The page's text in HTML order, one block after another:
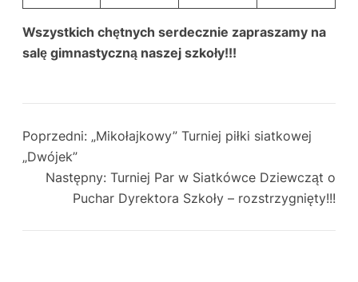
Wszystkich chętnych serdecznie zapraszamy na
salę gimnastyczną naszej szkoły!!!
Poprzedni: „Mikołajkowy” Turniej piłki siatkowej
„Dwójek”
Następny: Turniej Par w Siatkówce Dziewcząt o
Puchar Dyrektora Szkoły – rozstrzygnięty!!!